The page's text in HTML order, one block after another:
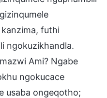
futhi
ngokuzikhandla.
Ami? Ngabe
ngokucace
usaba ongeqotho;